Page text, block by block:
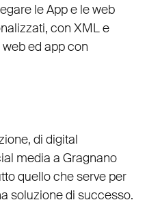
leAppe leweb
, con XMLe
ed appcon
, di digital
media a Gragnano
quello che serve per
soluzione di successo.